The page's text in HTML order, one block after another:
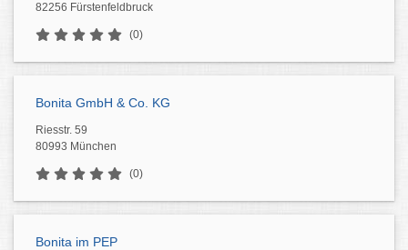
82256 Fürstenfeldbruck
(0)
Bonita GmbH & Co. KG
Riesstr. 59
80993 München
(0)
Bonita im PEP